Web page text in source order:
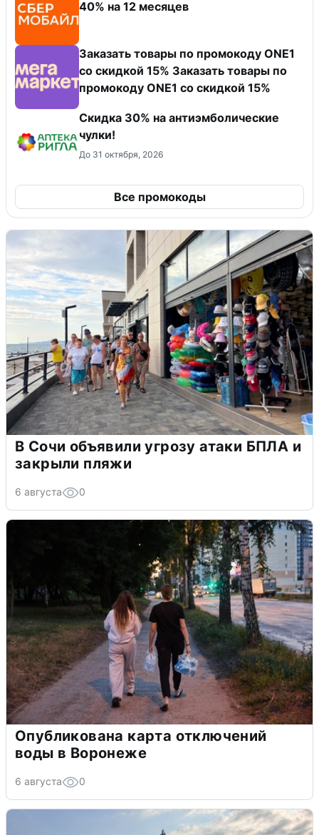
40% на 12 месяцев
Заказать товары по промокоду ONE1
со скидкой 15% Заказать товары по
промокоду ONE1 со скидкой 15%
Скидка 30% на антиэмболические
чулки!
До 31 октября, 2026
Все промокоды
В Сочи объявили угрозу атаки БПЛА и
закрыли пляжи
6 августа 0
Опубликована карта отключений
воды в Воронеже
6 августа 0